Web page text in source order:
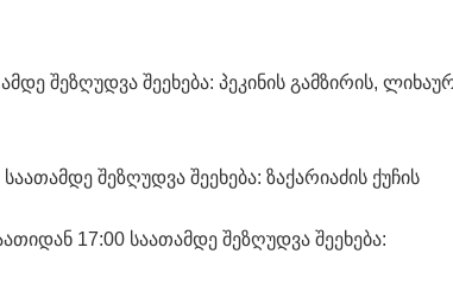
შეზღუდვა შეეხება: პეკინის გამზირის,
შეზღუდვა შეეხება: ზაქარიაძის ქუჩის
17:00 საათამდე შეზღუდვა შეეხება: